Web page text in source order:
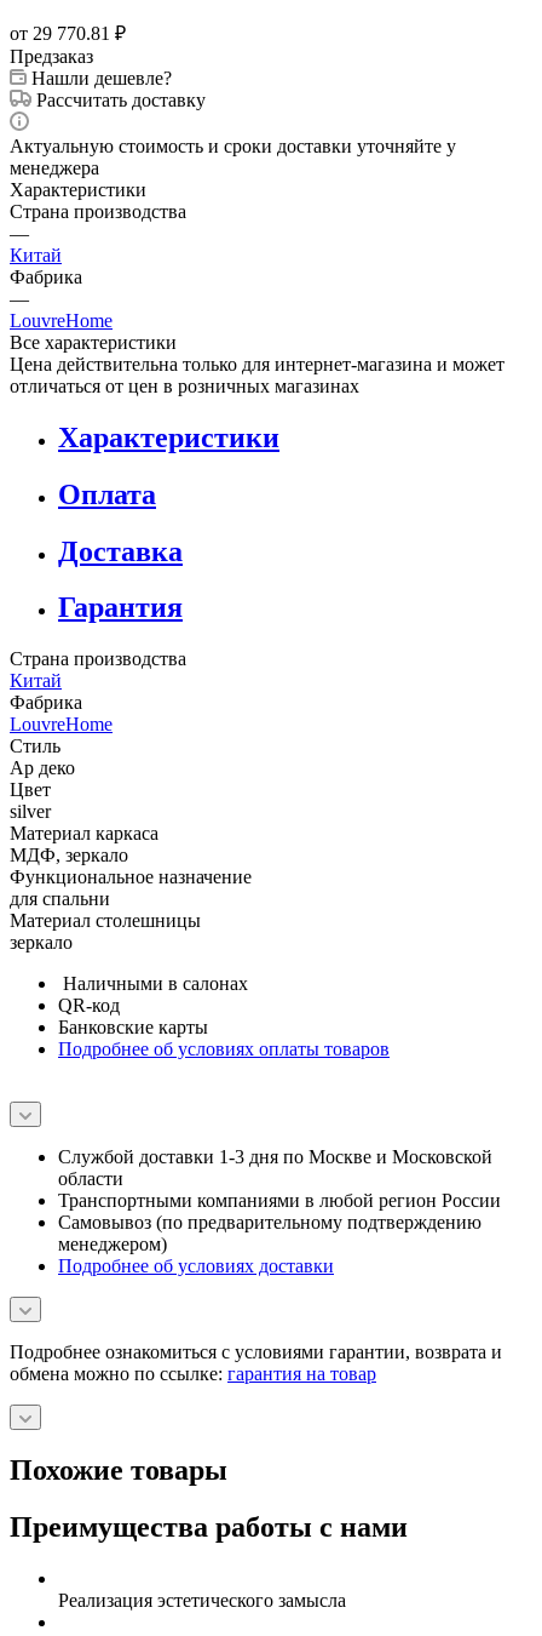
от 29 770.81 ₽
Предзаказ
Нашли дешевле?
Рассчитать доставку
Актуальную стоимость и сроки доставки уточняйте у
менеджера
Характеристики
Страна производства
—
Китай
Фабрика
—
LouvreHome
Все характеристики
Цена действительна только для интернет-магазина и может
отличаться от цен в розничных магазинах
Характеристики
Оплата
Доставка
Гарантия
Страна производства
Китай
Фабрика
LouvreHome
Стиль
Ар деко
Цвет
silver
Материал каркаса
МДФ, зеркало
Функциональное назначение
для спальни
Материал столешницы
зеркало
Наличными в салонах
QR-код
Банковские карты
Подробнее об условиях оплаты товаров
Службой доставки 1-3 дня по Москве и Московской
области
Транспортными компаниями в любой регион России
Самовывоз (по предварительному подтверждению
менеджером)
Подробнее об условиях доставки
Подробнее ознакомиться с условиями гарантии, возврата и
обмена можно по ссылке: гарантия на товар
Похожие товары
Преимущества работы с нами
Реализация эстетического замысла